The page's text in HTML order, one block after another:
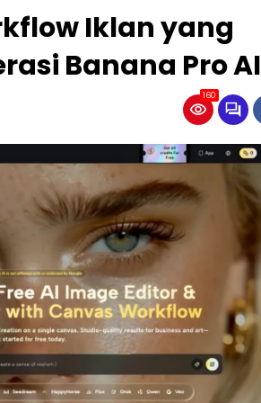
Iklan yang
Banana Pro AI
160